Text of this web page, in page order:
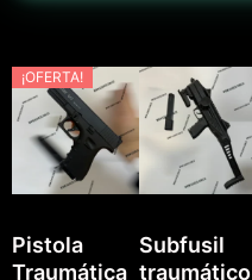
¡OFERTA!
Pistola
Traumática
Subfusil
traumático